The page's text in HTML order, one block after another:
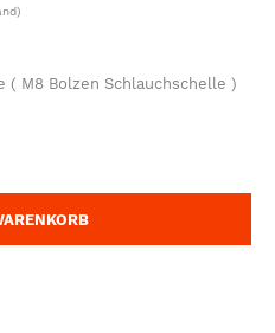
( M8 Bolzen Schlauchschelle )